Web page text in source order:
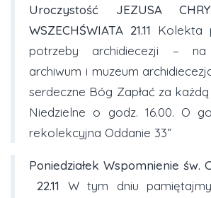
Uroczystość JEZUSA
WSZECHŚWIATA 21.11 Kolekta
potrzeby archidiecezji – na
archiwum i muzeum
serdeczne Bóg Zapłać za
Niedzielne o godz. 16.00. O
rekolekcyjna Oddanie 33”
Poniedziałek Wspomnienie św.
22.11 W tym dniu